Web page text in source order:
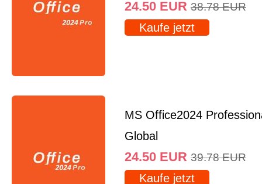
24.50 EUR 38.78 EUR
Kaufe jetzt
MS Office2024
Global
24.50 EUR 39.78 EUR
Kaufe jetzt